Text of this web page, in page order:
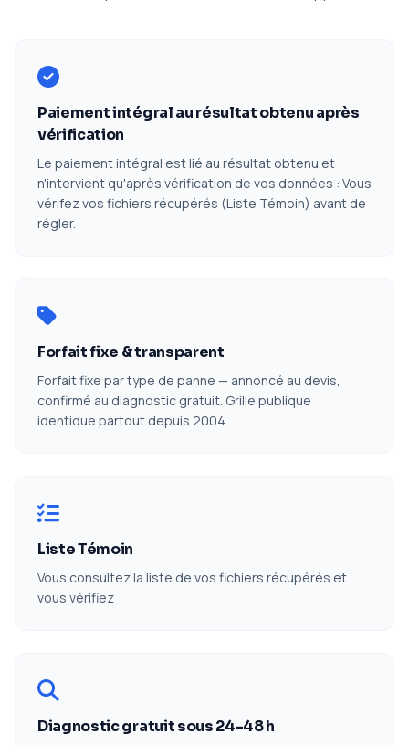
Paiement intégral au résultat obtenu après
vérification
Le paiement intégral est lié au résultat obtenu et
n'intervient qu'après vérification de vos données : Vous
vérifez vos fichiers récupérés (Liste Témoin) avant de
régler.
Forfait fixe & transparent
Forfait fixe par type de panne — annoncé au devis,
confirmé au diagnostic gratuit. Grille publique
identique partout depuis 2004.
Liste Témoin
Vous consultez la liste de vos fichiers récupérés et
vous vérifiez
Diagnostic gratuit sous 24-48 h